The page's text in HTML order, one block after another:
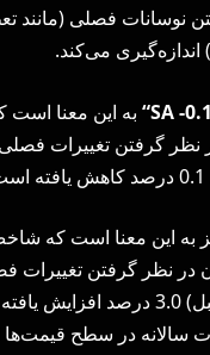
نوسانات فصلی (مانند
می‌کند.
SA -
“ به این معنا
به این معنا است که
در نظر گرفتن تغییرات
2023 (یک سال قبل) 3.0 درصد
سالانه در سطح